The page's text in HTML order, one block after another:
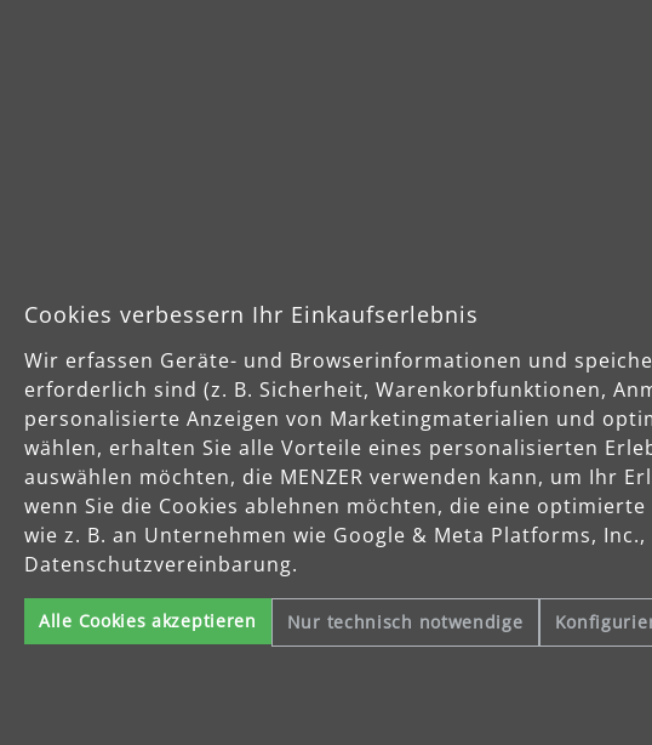
Holz
Cookies verbessern Ihr Einkaufserlebnis
Wir erfassen Geräte- und Browserinformationen und
erforderlich sind (z. B. Sicherheit, Warenkorbfunktionen,
personalisierte Anzeigen von Marketingmaterialien und
wählen, erhalten Sie alle Vorteile eines personalisierten
auswählen möchten, die MENZER verwenden kann, um Ihr
wenn Sie die Cookies ablehnen möchten, die eine
wie z. B. an Unternehmen wie Google & Meta Platforms,
Datenschutzvereinbarung.
Alle Cookies akzeptieren Nur technisch notwendige